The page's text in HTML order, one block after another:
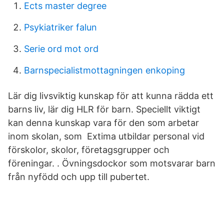
Ects master degree
Psykiatriker falun
Serie ord mot ord
Barnspecialistmottagningen enkoping
Lär dig livsviktig kunskap för att kunna rädda ett
barns liv, lär dig HLR för barn. Speciellt viktigt
kan denna kunskap vara för den som arbetar
inom skolan, som Extima utbildar personal vid
förskolor, skolor, företagsgrupper och
föreningar. ​. Övningsdockor som motsvarar barn
från nyfödd och upp till pubertet.